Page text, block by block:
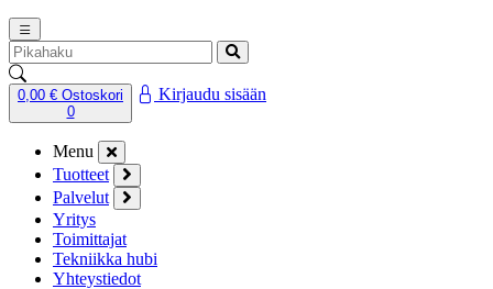
0,00 € Ostoskori
0
Kirjaudu sisään
Menu
Tuotteet
Palvelut
Yritys
Toimittajat
Tekniikka hubi
Yhteystiedot